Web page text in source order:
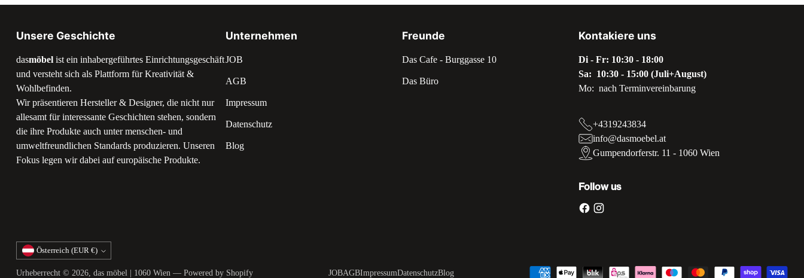
Unsere Geschichte
dasmöbel ist ein inhabergeführtes Einrichtungsgeschäft
und versteht sich als Plattform für Kreativität &
Wohlbefinden.
Wir präsentieren Hersteller & Designer, die nicht nur
allesamt für interessante Geschichten stehen, sondern
die ihre Produkte auch unter menschen- und
umweltfreundlichen Standards produzieren. Unseren
Fokus legen wir dabei auf europäische Produkte.
Unternehmen
JOB
AGB
Impressum
Datenschutz
Blog
Freunde
Das Cafe - Burggasse 10
Das Büro
Kontakiere uns
Di - Fr: 10:30 - 18:00
Sa: 10:30 - 15:00 (Juli+August)
Mo: nach Terminvereinbarung
+4319243834
info@dasmoebel.at
Gumpendorferstr. 11 - 1060 Wien
Follow us
Währung Österreich (EUR €)
Urheberrecht © 2026, das möbel | 1060 Wien— Powered by Shopify JOBAGBImpressumDatenschutzBlog